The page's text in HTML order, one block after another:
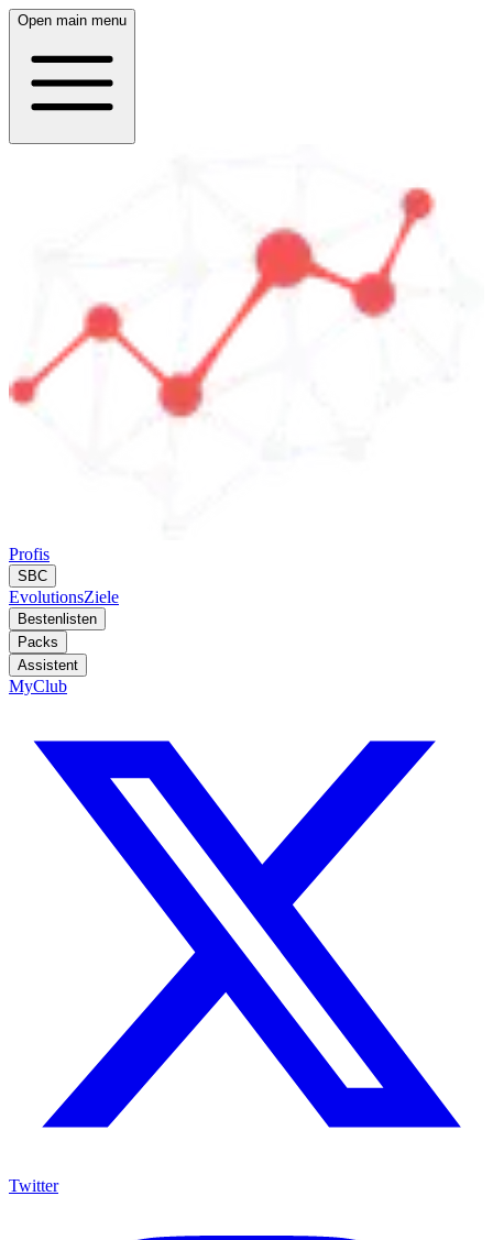
Open main menu
Profis
SBC
EvolutionsZiele
Bestenlisten
Packs
Assistent
MyClub
Twitter